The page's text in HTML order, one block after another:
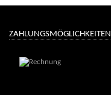
ZAHLUNGSMÖGLICHKEITEN